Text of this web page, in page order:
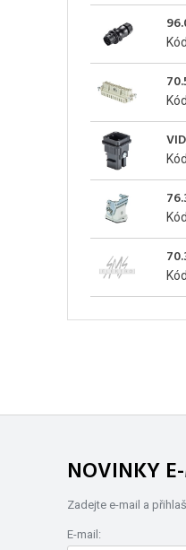
NOVINKY
Zadejte e-mail a
E-mail: